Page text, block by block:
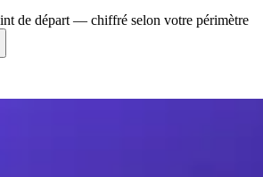
de départ — chiffré selon votre périmètre